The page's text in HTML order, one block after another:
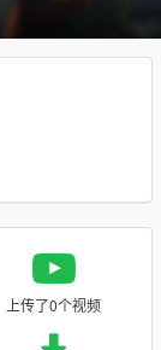
上传了0个视频